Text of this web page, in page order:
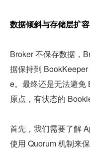
数据倾斜与存储层扩容
Broker 不保存数据，
据保持到
e。最终还是无法避免
原点，有状态的
首先，我们需要了解
使用 Quorum 机制来